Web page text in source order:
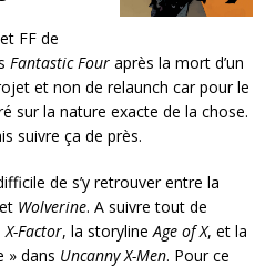
FF de
Fantastic Four après la mort d’un
et non de relaunch car pour le
sur la nature exacte de la chose.
suivre ça de près.
de s’y retrouver entre la
et Wolverine. A suivre tout de
X-Factor, la storyline Age of X, et la
» dans Uncanny X-Men. Pour ce